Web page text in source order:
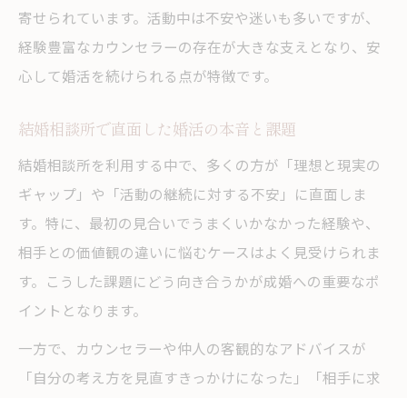
寄せられています。活動中は不安や迷いも多いですが、
経験豊富なカウンセラーの存在が大きな支えとなり、安
心して婚活を続けられる点が特徴です。
結婚相談所で直面した婚活の本音と課題
結婚相談所を利用する中で、多くの方が「理想と現実の
ギャップ」や「活動の継続に対する不安」に直面しま
す。特に、最初の見合いでうまくいかなかった経験や、
相手との価値観の違いに悩むケースはよく見受けられま
す。こうした課題にどう向き合うかが成婚への重要なポ
イントとなります。
一方で、カウンセラーや仲人の客観的なアドバイスが
「自分の考え方を見直すきっかけになった」「相手に求